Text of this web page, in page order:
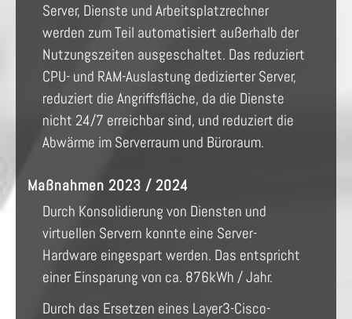
Server, Dienste und Arbeitsplatzrechner
werden zum Teil automatisiert außerhalb der
Nutzungszeiten ausgeschaltet. Das reduziert
CPU- und RAM-Auslastung dedizierter Server,
reduziert die Angriffsfläche, da die Dienste
nicht 24/7 erreichbar sind, und reduziert die
Abwärme im Serverraum und Büroraum.
Maßnahmen 2023 / 2024
Durch Konsolidierung von Diensten und
virtuellen Servern konnte eine Server-
Hardware eingespart werden. Das entspricht
einer Einsparung von ca. 876kWh / Jahr.
Durch das Ersetzen eines Layer3-Cisco-